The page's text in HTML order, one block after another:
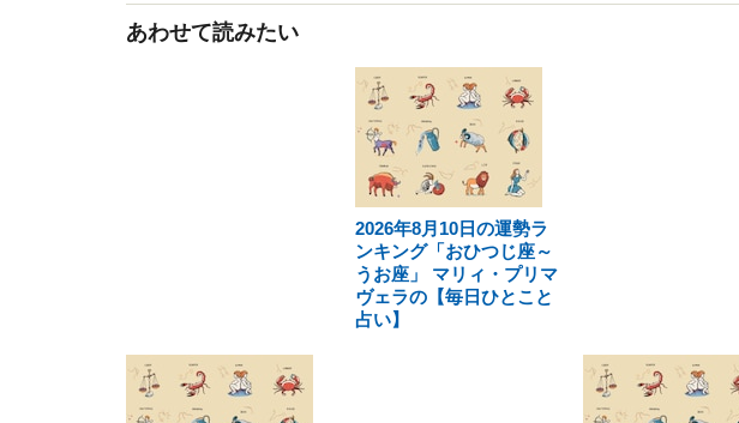
あわせて読みたい
2026年8月10日の運勢ラ
ンキング「おひつじ座～
うお座」 マリィ・プリマ
ヴェラの【毎日ひとこと
占い】